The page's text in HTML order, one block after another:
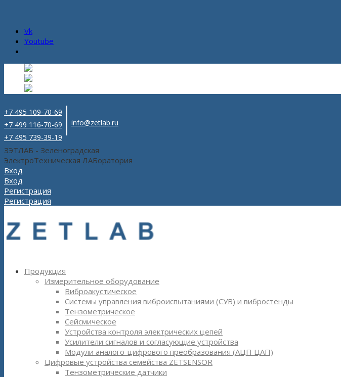
Vk
Youtube
+7 495 109-70-69
+7 499 116-70-69
+7 495 739-39-19
info@zetlab.ru
ЗЭТЛАБ - Зеленоградская
ЭлектроТехническая ЛАБоратория
Вход
Вход
Регистрация
Регистрация
Продукция
Измерительное оборудование
Виброакустическое
Системы управления виброиспытаниями (СУВ) и вибростенды
Тензометрическое
Сейсмическое
Устройства контроля электрических цепей
Усилители сигналов и согласующие устройства
Модули аналого-цифрового преобразования (АЦП ЦАП)
Цифровые устройства семейства ZETSENSOR
Тензометрические датчики